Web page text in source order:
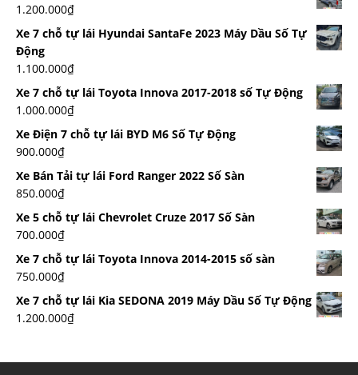
1.200.000₫
Xe 7 chỗ tự lái Hyundai SantaFe 2023 Máy Dầu Số Tự
Động
1.100.000₫
Xe 7 chỗ tự lái Toyota Innova 2017-2018 số Tự Động
1.000.000₫
Xe Điện 7 chỗ tự lái BYD M6 Số Tự Động
900.000₫
Xe Bán Tải tự lái Ford Ranger 2022 Số Sàn
850.000₫
Xe 5 chỗ tự lái Chevrolet Cruze 2017 Số Sàn
700.000₫
Xe 7 chỗ tự lái Toyota Innova 2014-2015 số sàn
750.000₫
Xe 7 chỗ tự lái Kia SEDONA 2019 Máy Dầu Số Tự Động
1.200.000₫